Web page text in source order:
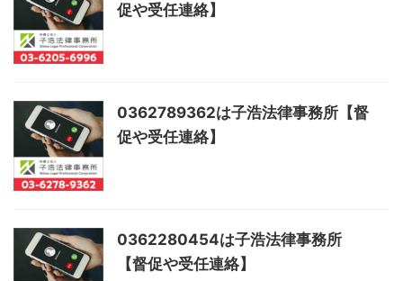
促や受任連絡】
0362789362は子浩法律事務所【督
促や受任連絡】
0362280454は子浩法律事務所
【督促や受任連絡】